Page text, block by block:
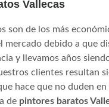
Vallecas
son de los más
mercado debido a que
y llevamos años
clientes resultan
hace que no duden
de pintores baratos